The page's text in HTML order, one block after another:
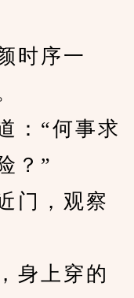
时序一
“何事求
？”
，观察
上穿的